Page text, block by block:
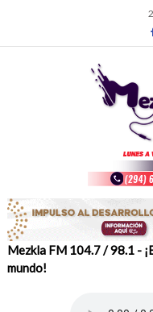
content
Mezkla FM 104.7 / 98.1 -
mundo!